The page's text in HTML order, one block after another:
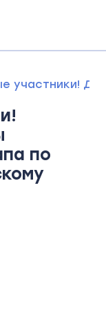
участники!
по